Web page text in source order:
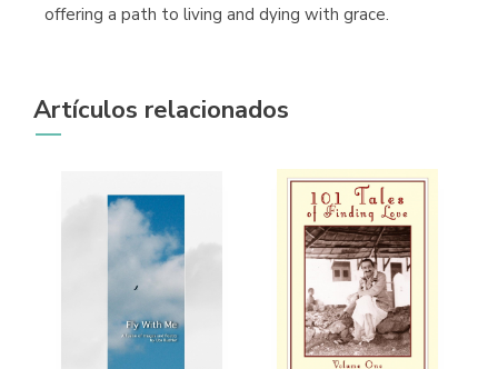
offering a path to living and dying with grace.
Artículos relacionados